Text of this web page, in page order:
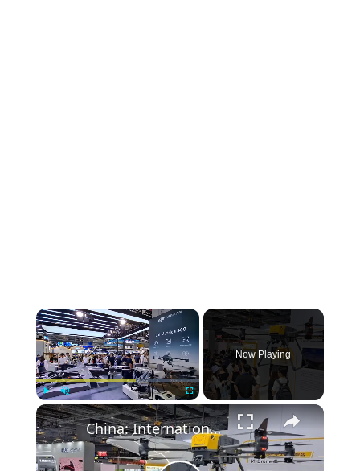
Play Unmute Fullscreen
Now Playing
China: International Advanced Air Mobility Expo in Shanghai.